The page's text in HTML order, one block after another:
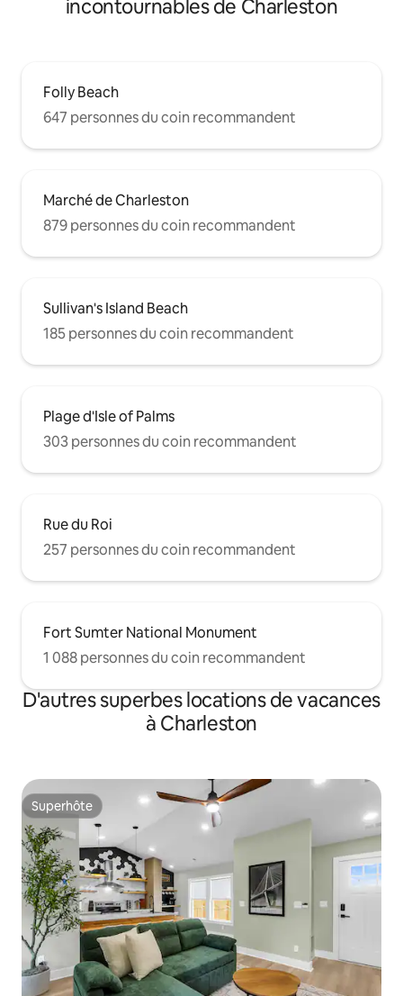
incontournables de Charleston
Folly Beach
647 personnes du coin recommandent
Marché de Charleston
879 personnes du coin recommandent
Sullivan's Island Beach
185 personnes du coin recommandent
Plage d'Isle of Palms
303 personnes du coin recommandent
Rue du Roi
257 personnes du coin recommandent
Fort Sumter National Monument
1 088 personnes du coin recommandent
D'autres superbes locations de vacances
à Charleston
Superhôte
Superhôte